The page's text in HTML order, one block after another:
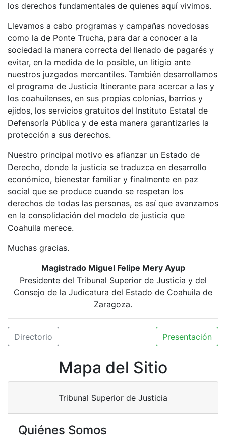
los derechos fundamentales de quienes aquí vivimos.
Llevamos a cabo programas y campañas novedosas
como la de Ponte Trucha, para dar a conocer a la
sociedad la manera correcta del llenado de pagarés y
evitar, en la medida de lo posible, un litigio ante
nuestros juzgados mercantiles. También desarrollamos
el programa de Justicia Itinerante para acercar a las y
los coahuilenses, en sus propias colonias, barrios y
ejidos, los servicios gratuitos del Instituto Estatal de
Defensoría Pública y de esta manera garantizarles la
protección a sus derechos.
Nuestro principal motivo es afianzar un Estado de
Derecho, donde la justicia se traduzca en desarrollo
económico, bienestar familiar y finalmente en paz
social que se produce cuando se respetan los
derechos de todas las personas, es así que avanzamos
en la consolidación del modelo de justicia que
Coahuila merece.
Muchas gracias.
Magistrado Miguel Felipe Mery Ayup
Presidente del Tribunal Superior de Justicia y del
Consejo de la Judicatura del Estado de Coahuila de
Zaragoza.
Directorio Presentación
Mapa del Sitio
Tribunal Superior de Justicia
Quiénes Somos